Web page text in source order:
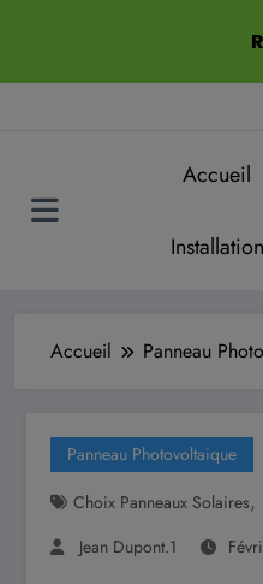
Accueil
Accueil Panneau
Panneau Photovoltaique
Choix Panneaux Solaires,
Jean Dupont.1